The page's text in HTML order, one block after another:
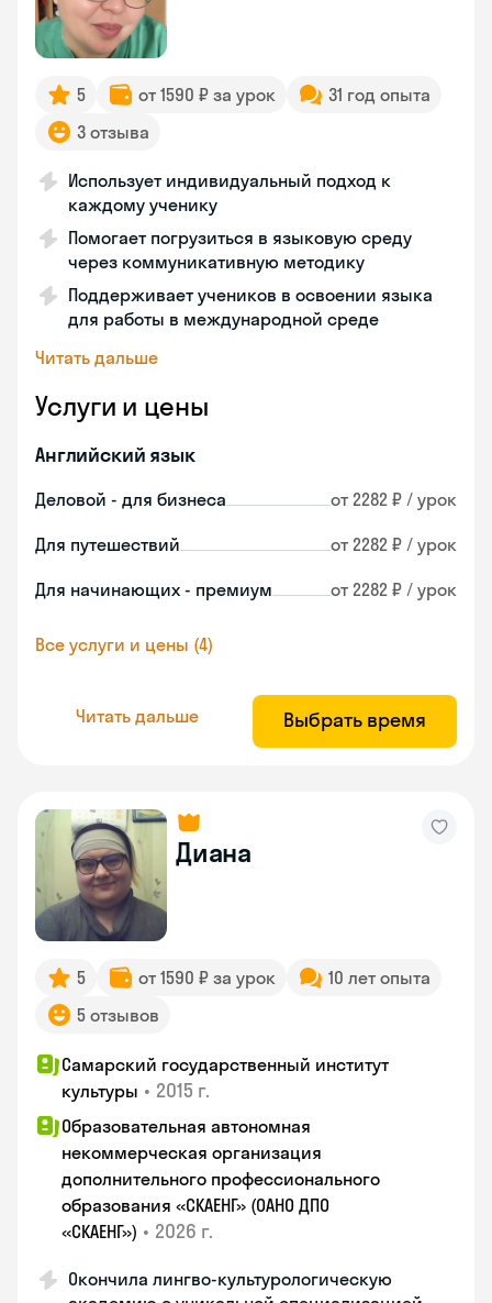
5 от 1590 ₽ за урок
31 год опыта
3 отзыва
Использует индивидуальный подход к
каждому ученику
Помогает погрузиться в языковую среду
через коммуникативную методику
Поддерживает учеников в освоении языка
для работы в международной среде
Читать дальше
Услуги и цены
Английский язык
Деловой - для бизнеса от 2282 ₽ / урок
Для путешествий от 2282 ₽ / урок
Для начинающих - премиум от 2282 ₽ / урок
Все услуги и цены (4)
Читать дальше Выбрать время
Диана
5 от 1590 ₽ за урок
10 лет опыта
5 отзывов
Самарский государственный институт
культуры • 2015 г.
Образовательная автономная
некоммерческая организация
дополнительного профессионального
образования «СКАЕНГ» (ОАНО ДПО
«СКАЕНГ») • 2026 г.
Окончила лингво-культурологическую